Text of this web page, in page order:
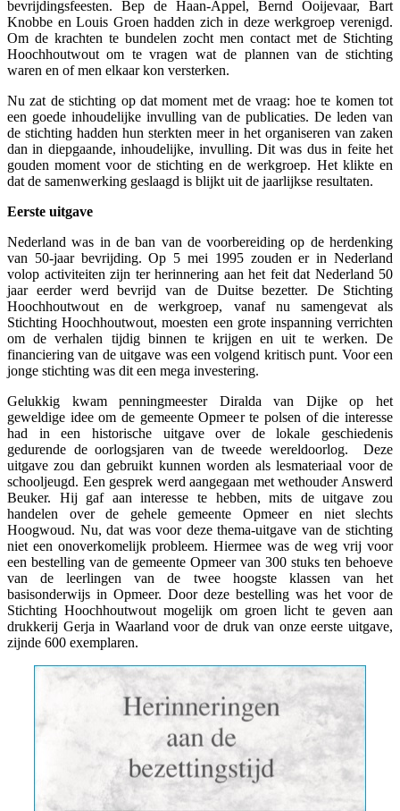
bevrijdingsfeesten. Bep de Haan-Appel, Bernd Ooijevaar, Bart
Knobbe en Louis Groen hadden zich in deze werkgroep verenigd.
Om de krachten te bundelen zocht men contact met de Stichting
Hoochhoutwout om te vragen wat de plannen van de stichting
waren en of men elkaar kon versterken.
Nu zat de stichting op dat moment met de vraag: hoe te komen tot
een goede inhoudelijke invulling van de publicaties. De leden van
de stichting hadden hun sterkten meer in het organiseren van zaken
dan in diepgaande, inhoudelijke, invulling. Dit was dus in feite het
gouden moment voor de stichting en de werkgroep. Het klikte en
dat de samenwerking geslaagd is blijkt uit de jaarlijkse resultaten.
Eerste uitgave
Nederland was in de ban van de voorbereiding op de herdenking
van 50-jaar bevrijding. Op 5 mei 1995 zouden er in Nederland
volop activiteiten zijn ter herinnering aan het feit dat Nederland 50
jaar eerder werd bevrijd van de Duitse bezetter. De Stichting
Hoochhoutwout en de werkgroep, vanaf nu samengevat als
Stichting Hoochhoutwout, moesten een grote inspanning verrichten
om de verhalen tijdig binnen te krijgen en uit te werken. De
financiering van de uitgave was een volgend kritisch punt. Voor een
jonge stichting was dit een mega investering.
Gelukkig kwam penningmeester Diralda van Dijke op het
geweldige idee om de gemeente Opmeer te polsen of die interesse
had in een historische uitgave over de lokale geschiedenis
gedurende de oorlogsjaren van de tweede wereldoorlog. Deze
uitgave zou dan gebruikt kunnen worden als lesmateriaal voor de
schooljeugd. Een gesprek werd aangegaan met wethouder Answerd
Beuker. Hij gaf aan interesse te hebben, mits de uitgave zou
handelen over de gehele gemeente Opmeer en niet slechts
Hoogwoud. Nu, dat was voor deze thema-uitgave van de stichting
niet een onoverkomelijk probleem. Hiermee was de weg vrij voor
een bestelling van de gemeente Opmeer van 300 stuks ten behoeve
van de leerlingen van de twee hoogste klassen van het
basisonderwijs in Opmeer. Door deze bestelling was het voor de
Stichting Hoochhoutwout mogelijk om groen licht te geven aan
drukkerij Gerja in Waarland voor de druk van onze eerste uitgave,
zijnde 600 exemplaren.